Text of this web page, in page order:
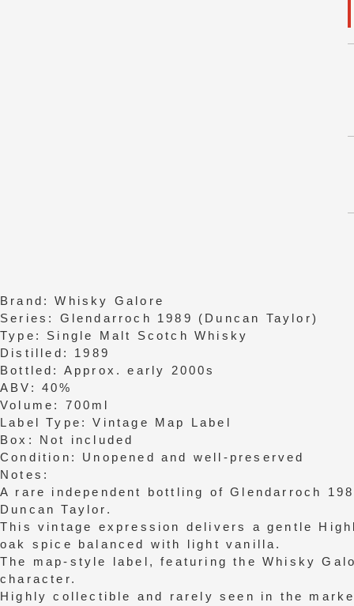
Brand: Whisky Galore
Series: Glendarroch 1989 (Duncan Taylor)
Type: Single Malt Scotch Whisky
Distilled: 1989
Bottled: Approx. early 2000s
ABV: 40%
Volume: 700ml
Label Type: Vintage Map Label
Box: Not included
Condition: Unopened and well-preserved
Notes:
A rare independent bottling of Glendarroch
Duncan Taylor.
This vintage expression delivers a gentle
oak spice balanced with light vanilla.
The map-style label, featuring the Whisky
character.
Highly collectible and rarely seen in the